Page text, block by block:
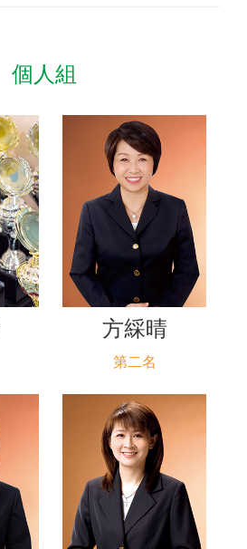
個人組
方綵晴
第二名